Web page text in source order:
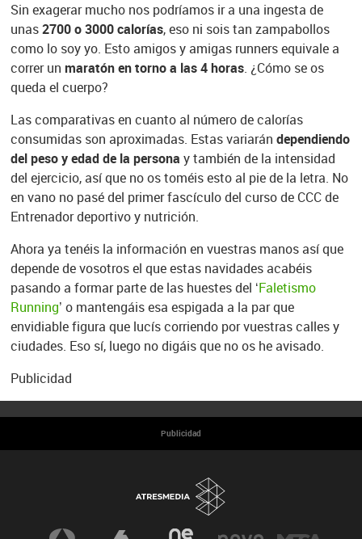
Sin exagerar mucho nos podríamos ir a una ingesta de
unas2700 o 3000 calorías, eso ni sois tan zampabollos
como lo soy yo. Esto amigos y amigas runners equivale a
correr un maratón en torno a las 4 horas. ¿Cómo se os
queda el cuerpo?
Las comparativas en cuanto al número de calorías
consumidas son aproximadas. Estas variarán dependiendo
del peso y edad de la persona y también de la intensidad
del ejercicio, así que no os toméis esto al pie de la letra. No
en vano no pasé del primer fascículo del curso de CCC de
Entrenador deportivo y nutrición.
Ahora ya tenéis la información en vuestras manos así que
depende de vosotros el que estas navidades acabéis
pasando a formar parte de las huestes del ‘Faletismo
Running’ o mantengáis esa espigada a la par que
envidiable figura que lucís corriendo por vuestras calles y
ciudades. Eso sí, luego no digáis que no os he avisado.
Publicidad
Publicidad